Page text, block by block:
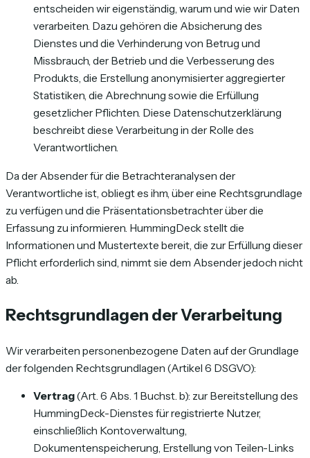
entscheiden wir eigenständig, warum und wie wir Daten
verarbeiten. Dazu gehören die Absicherung des
Dienstes und die Verhinderung von Betrug und
Missbrauch, der Betrieb und die Verbesserung des
Produkts, die Erstellung anonymisierter aggregierter
Statistiken, die Abrechnung sowie die Erfüllung
gesetzlicher Pflichten. Diese Datenschutzerklärung
beschreibt diese Verarbeitung in der Rolle des
Verantwortlichen.
Da der Absender für die Betrachteranalysen der
Verantwortliche ist, obliegt es ihm, über eine Rechtsgrundlage
zu verfügen und die Präsentationsbetrachter über die
Erfassung zu informieren. HummingDeck stellt die
Informationen und Mustertexte bereit, die zur Erfüllung dieser
Pflicht erforderlich sind, nimmt sie dem Absender jedoch nicht
ab.
Rechtsgrundlagen der Verarbeitung
Wir verarbeiten personenbezogene Daten auf der Grundlage
der folgenden Rechtsgrundlagen (Artikel 6 DSGVO):
Vertrag(Art. 6 Abs. 1 Buchst. b): zur Bereitstellung des
HummingDeck-Dienstes für registrierte Nutzer,
einschließlich Kontoverwaltung,
Dokumentenspeicherung, Erstellung von Teilen-Links